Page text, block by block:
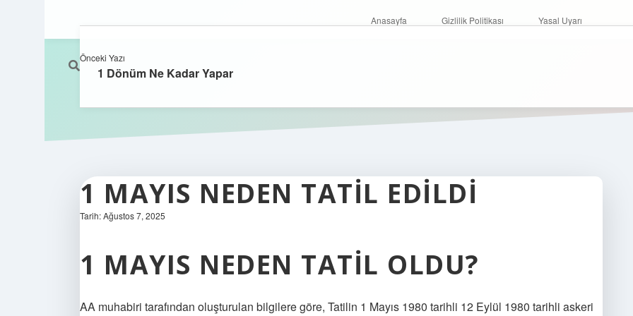
Anasayfa Gizlilik Politikası Yasal Uyarı
1 MAYIS NEDEN TATIL EDILDI
Tarih: Ağustos 7, 2025
1 MAYIS NEDEN TATIL OLDU?
AA muhabiri tarafından oluşturulan bilgilere göre, Tatilin 1 Mayıs 1980 tarihli 12 Eylül 1980 tarihli askeri
Önceki Yazı
1 Dönüm Ne Kadar Yapar